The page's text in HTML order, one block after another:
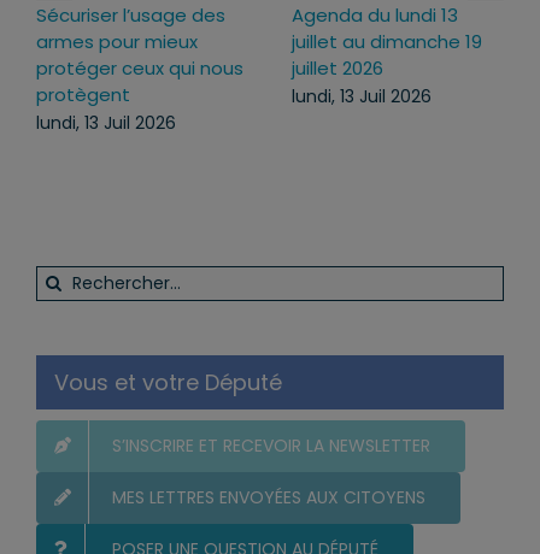
Sécuriser l’usage des
armes pour mieux
protéger ceux qui nous
protègent
lundi, 13 Juil 2026
Agenda du lundi 13
juillet au dimanche 19
juillet 2026
lundi, 13 Juil 2026
Rechercher:
Vous et votre Député
S’INSCRIRE ET RECEVOIR LA NEWSLETTER
MES LETTRES ENVOYÉES AUX CITOYENS
POSER UNE QUESTION AU DÉPUTÉ